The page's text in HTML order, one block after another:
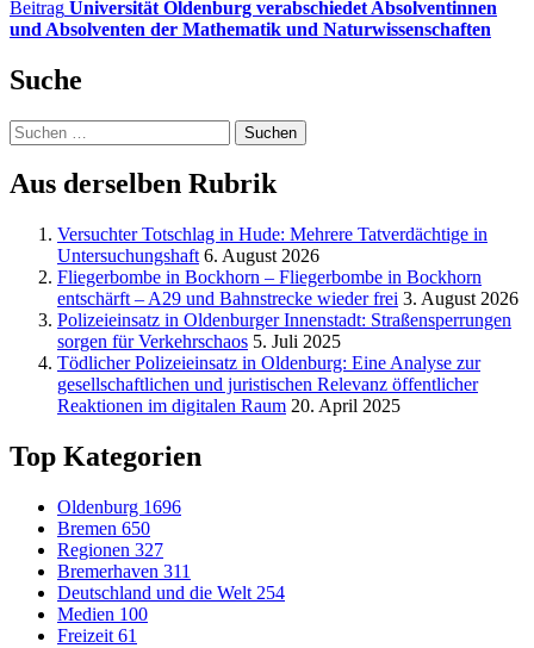
Beitrag Universität Oldenburg verabschiedet Absolventinnen
und Absolventen der Mathematik und Naturwissenschaften
Suche
Suchen
nach:
Aus derselben Rubrik
Versucht­er Totschlag in Hude: Mehrere Tatverdächtige in
Untersuchungshaft 6. August 2026
Fliegerbombe in Bockhorn – Fliegerbombe in Bockhorn
entschärft – A29 und Bahnstrecke wieder frei 3. August 2026
Polizeieinsatz in Oldenburger Innenstadt: Straßensperrungen
sorgen für Verkehrschaos 5. Juli 2025
Tödlicher Polizeieinsatz in Oldenburg: Eine Analyse zur
gesellschaftlichen und juristischen Relevanz öffentlicher
Reaktionen im digitalen Raum 20. April 2025
Top Kategorien
Oldenburg 1696
Bremen 650
Regionen 327
Bremerhaven 311
Deutschland und die Welt 254
Medien 100
Freizeit 61